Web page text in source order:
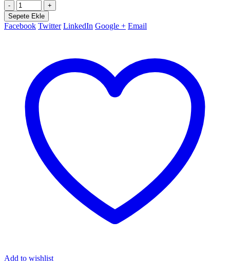
-
+
Sepete Ekle
Facebook Twitter LinkedIn Google + Email
Add to wishlist